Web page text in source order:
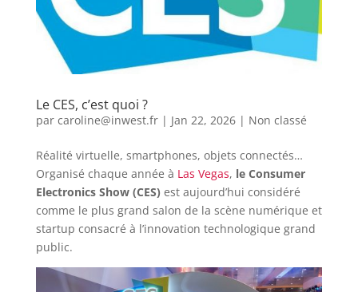
Le CES, c’est quoi ?
par caroline@inwest.fr| Jan 22, 2026| Non classé
Réalité virtuelle, smartphones, objets connectés…
Organisé chaque année à Las Vegas, le Consumer
Electronics Show (CES) est aujourd’hui considéré
comme le plus grand salon de la scène numérique et
startup consacré à l’innovation technologique grand
public.